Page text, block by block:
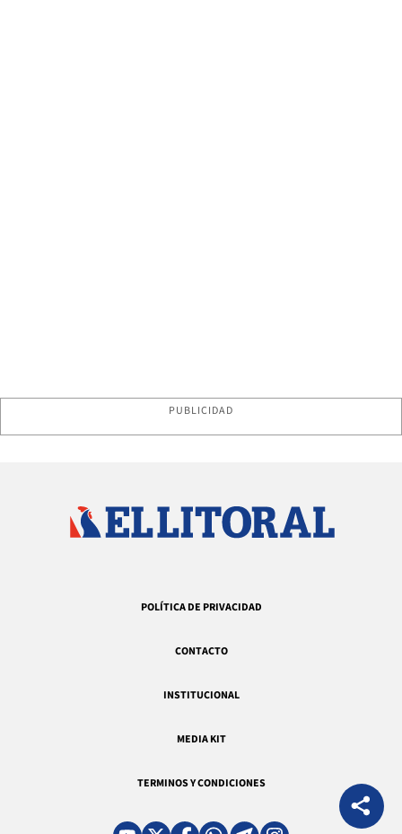
PUBLICIDAD
POLÍTICA DE PRIVACIDAD
CONTACTO
INSTITUCIONAL
MEDIA KIT
TERMINOS Y CONDICIONES